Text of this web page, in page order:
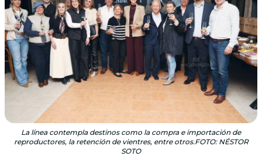
La línea contempla destinos como la compra e importación de
reproductores, la retención de vientres, entre otros.FOTO: NÉSTOR
SOTO